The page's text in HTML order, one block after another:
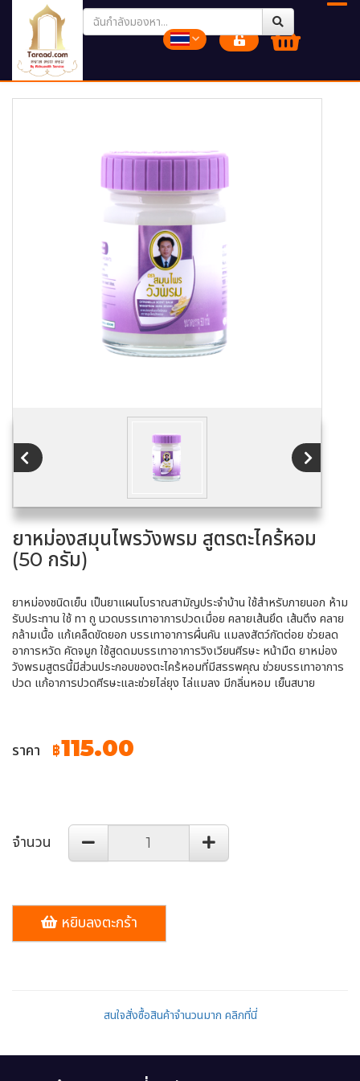
ยาหม่องสมุนไพรวังพรม สูตรตะไคร้หอม
(50 กรัม)
ยาหม่องชนิดเย็น เป็นยาแผนโบราณสามัญประจำบ้าน ใช้สำหรับภายนอก ห้าม
รับประทาน ใช้ ทา ถู นวดบรรเทาอาการปวดเมื่อย คลายเส้นยึด เส้นตึง คลาย
กล้ามเนื้อ แก้เคล็ดขัดยอก บรรเทาอาการผื่นคัน แมลงสัตว์กัดต่อย ช่วยลด
อาการหวัด คัดจมูก ใช้สูดดมบรรเทาอาการวิงเวียนศีรษะ หน้ามืด ยาหม่อง
วังพรมสูตรนี้มีส่วนประกอบของตะไคร้หอมที่มีสรรพคุณ ช่วยบรรเทาอาการ
ปวด แก้อาการปวดศีรษะและช่วยไล่ยุง ไล่แมลง มีกลิ่นหอม เย็นสบาย
ราคา ฿115.00
จำนวน
หยิบลงตะกร้า
สนใจสั่งซื้อสินค้าจำนวนมาก คลิกที่นี่